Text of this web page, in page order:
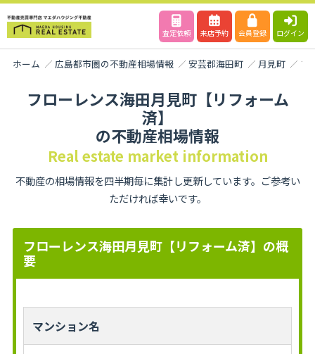
査定依頼 来店予約 会員登録 ログイン
ホーム 広島都市圏の不動産相場情報 安芸郡海田町 月見町 フ
フローレンス海田月見町【リフォーム
済】
の不動産相場情報
Real estate market information
不動産の相場情報を四半期毎に集計し更新しています。ご参考い
ただければ幸いです。
フローレンス海田月見町【リフォーム済】の概
要
マンション名